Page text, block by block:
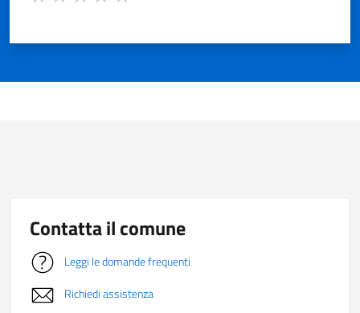
Contatta il comune
Leggi le domande frequenti
Richiedi assistenza